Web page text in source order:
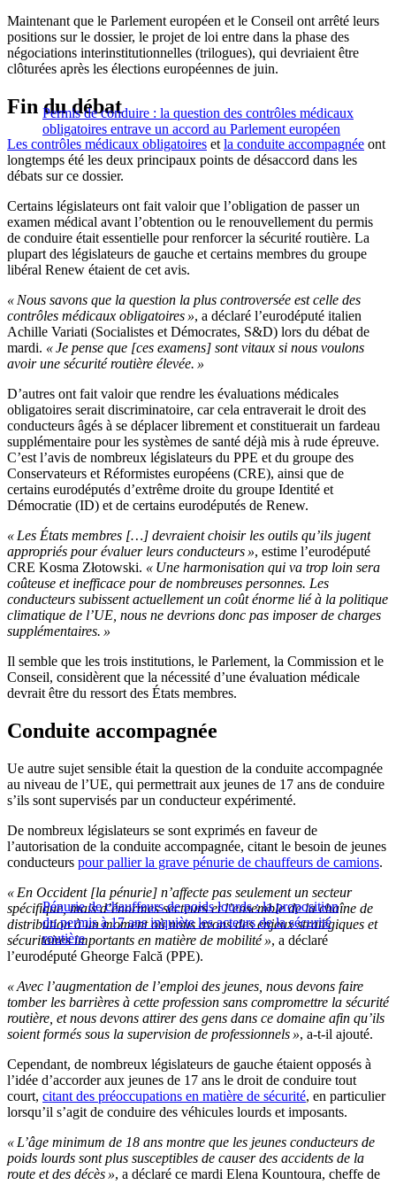
Maintenant que le Parlement européen et le Conseil ont arrêté leurs
positions sur le dossier, le projet de loi entre dans la phase des
négociations interinstitutionnelles (trilogues), qui devriaient être
clôturées après les élections européennes de juin.
Permis de conduire : la question des contrôles médicaux
obligatoires entrave un accord au Parlement européen
Fin du débat
Les contrôles médicaux obligatoires et la conduite accompagnée ont
longtemps été les deux principaux points de désaccord dans les
débats sur ce dossier.
Certains législateurs ont fait valoir que l’obligation de passer un
examen médical avant l’obtention ou le renouvellement du permis
de conduire était essentielle pour renforcer la sécurité routière. La
plupart des législateurs de gauche et certains membres du groupe
libéral Renew étaient de cet avis.
« Nous savons que la question la plus controversée est celle des
contrôles médicaux obligatoires », a déclaré l’eurodéputé italien
Achille Variati (Socialistes et Démocrates, S&D) lors du débat de
mardi. « Je pense que [ces examens] sont vitaux si nous voulons
avoir une sécurité routière élevée. »
D’autres ont fait valoir que rendre les évaluations médicales
obligatoires serait discriminatoire, car cela entraverait le droit des
conducteurs âgés à se déplacer librement et constituerait un fardeau
supplémentaire pour les systèmes de santé déjà mis à rude épreuve.
C’est l’avis de nombreux législateurs du PPE et du groupe des
Conservateurs et Réformistes européens (CRE), ainsi que de
certains eurodéputés d’extrême droite du groupe Identité et
Démocratie (ID) et de certains eurodéputés de Renew.
« Les États membres […] devraient choisir les outils qu’ils jugent
appropriés pour évaluer leurs conducteurs », estime l’eurodéputé
CRE Kosma Złotowski. « Une harmonisation qui va trop loin sera
coûteuse et inefficace pour de nombreuses personnes. Les
conducteurs subissent actuellement un coût énorme lié à la politique
climatique de l’UE, nous ne devrions donc pas imposer de charges
supplémentaires. »
Il semble que les trois institutions, le Parlement, la Commission et le
Conseil, considèrent que la nécessité d’une évaluation médicale
devrait être du ressort des États membres.
Conduite accompagnée
Ue autre sujet sensible était la question de la conduite accompagnée
au niveau de l’UE, qui permettrait aux jeunes de 17 ans de conduire
s’ils sont supervisés par un conducteur expérimenté.
De nombreux législateurs se sont exprimés en faveur de
l’autorisation de la conduite accompagnée, citant le besoin de jeunes
conducteurs pour pallier la grave pénurie de chauffeurs de camions.
Pénurie de chauffeurs de poids lourds : la proposition
du permis à 17 ans inquiète les acteurs de la sécurité
routière
« En Occident [la pénurie] n’affecte pas seulement un secteur
spécifique, mais d’énormes secteurs et l’ensemble de la chaîne de
distribution à un moment où nous avons des enjeux stratégiques et
sécuritaires importants en matière de mobilité », a déclaré
l’eurodéputé Gheorge Falcă (PPE).
« Avec l’augmentation de l’emploi des jeunes, nous devons faire
tomber les barrières à cette profession sans compromettre la sécurité
routière, et nous devons attirer des gens dans ce domaine afin qu’ils
soient formés sous la supervision de professionnels », a-t-il ajouté.
Cependant, de nombreux législateurs de gauche étaient opposés à
l’idée d’accorder aux jeunes de 17 ans le droit de conduire tout
court, citant des préoccupations en matière de sécurité, en particulier
lorsqu’il s’agit de conduire des véhicules lourds et imposants.
« L’âge minimum de 18 ans montre que les jeunes conducteurs de
poids lourds sont plus susceptibles de causer des accidents de la
route et des décès », a déclaré ce mardi Elena Kountoura, cheffe de